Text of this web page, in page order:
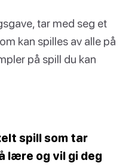
tar med seg et
kan spilles av alle på
på spill du kan
spill som tar
lære og vil gi deg